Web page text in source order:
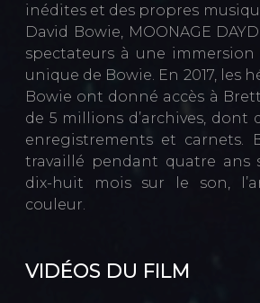
inédites et des propres
David Bowie, MOONAGE
spectateurs à une
unique de Bowie. En 2017, les
Bowie ont donné accès à
de 5 millions d’archives, dont
enregistrements et carnets.
travaillé pendant quatre ans
dix-huit mois sur le son,
couleur.
VIDÉOS DU FILM